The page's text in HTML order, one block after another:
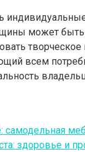
может
всем
самодельная
здоровье и